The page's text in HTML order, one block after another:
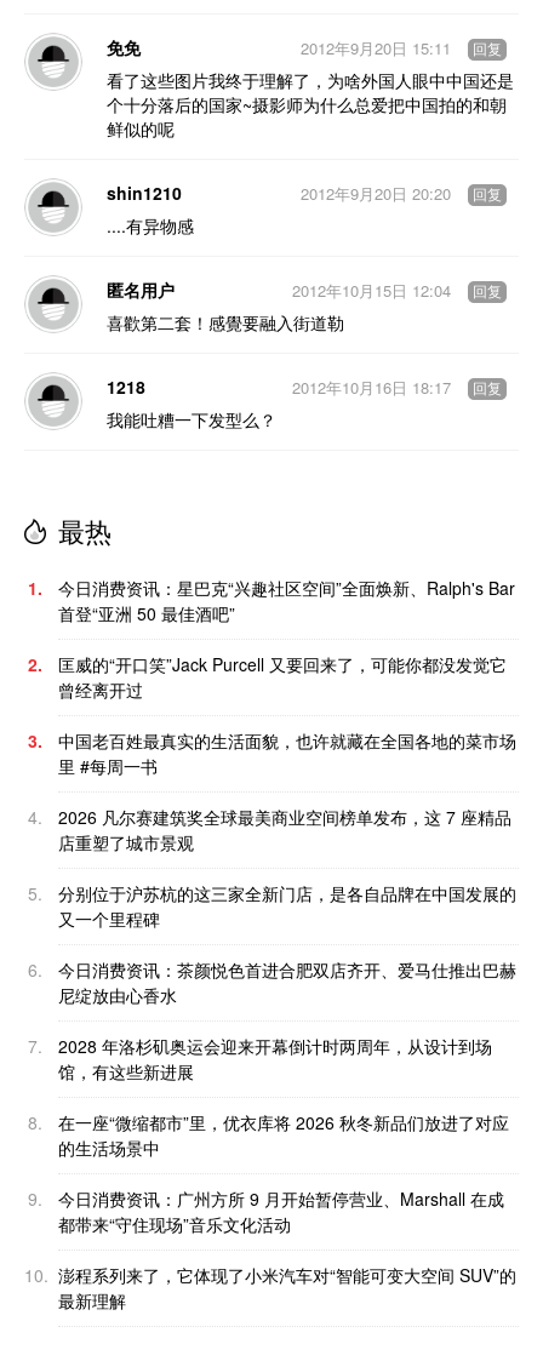
免免
看了这些图片我终于理解了，为啥外国人眼中中国还是
个十分落后的国家~摄影师为什么总爱把中国拍的和朝
鲜似的呢
2012年9月20日 15:11 回复
shin1210
....有异物感
2012年9月20日 20:20 回复
匿名用户
喜歡第二套！感覺要融入街道勒
2012年10月15日 12:04 回复
1218
我能吐糟一下发型么？
2012年10月16日 18:17 回复
最热
1.
今日消费资讯：星巴克“兴趣社区空间”全面焕新、Ralph's Bar
首登“亚洲 50 最佳酒吧”
2.
匡威的“开口笑”Jack Purcell 又要回来了，可能你都没发觉它
曾经离开过
3.
中国老百姓最真实的生活面貌，也许就藏在全国各地的菜市场
里 #每周一书
4.
2026 凡尔赛建筑奖全球最美商业空间榜单发布，这 7 座精品
店重塑了城市景观
5.
分别位于沪苏杭的这三家全新门店，是各自品牌在中国发展的
又一个里程碑
6.
今日消费资讯：茶颜悦色首进合肥双店齐开、爱马仕推出巴赫
尼绽放由心香水
7.
2028 年洛杉矶奥运会迎来开幕倒计时两周年，从设计到场
馆，有这些新进展
8.
在一座“微缩都市”里，优衣库将 2026 秋冬新品们放进了对应
的生活场景中
9.
今日消费资讯：广州方所 9 月开始暂停营业、Marshall 在成
都带来“守住现场”音乐文化活动
10. 澎程系列来了，它体现了小米汽车对“智能可变大空间 SUV”的
最新理解